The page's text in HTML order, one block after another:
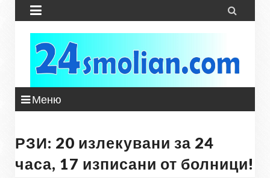
 
Меню
РЗИ: 20 излекувани за 24
часа, 17 изписани от болници!